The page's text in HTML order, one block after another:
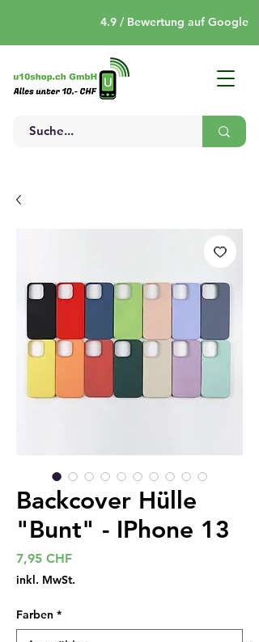
4.9 / Bewertung auf Google
Backcover Hülle
"Bunt" - IPhone 13
7,95 CHFPreis
inkl. MwSt.
Farben *